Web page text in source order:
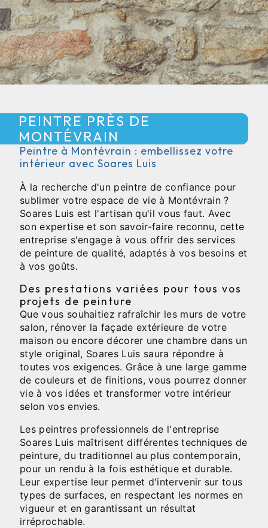
PEINTRE PRÈS DE
MONTÉVRAIN
Peintre à Montévrain : embellissez votre
intérieur avec Soares Luis
À la recherche d'un peintre de confiance pour
sublimer votre espace de vie à Montévrain ?
Soares Luis est l'artisan qu'il vous faut. Avec
son expertise et son savoir-faire reconnu, cette
entreprise s'engage à vous offrir des services
de peinture de qualité, adaptés à vos besoins et
à vos goûts.
Des prestations variées pour tous vos
projets de peinture
Que vous souhaitiez rafraîchir les murs de votre
salon, rénover la façade extérieure de votre
maison ou encore décorer une chambre dans un
style original, Soares Luis saura répondre à
toutes vos exigences. Grâce à une large gamme
de couleurs et de finitions, vous pourrez donner
vie à vos idées et transformer votre intérieur
selon vos envies.
Les peintres professionnels de l'entreprise
Soares Luis maîtrisent différentes techniques de
peinture, du traditionnel au plus contemporain,
pour un rendu à la fois esthétique et durable.
Leur expertise leur permet d'intervenir sur tous
types de surfaces, en respectant les normes en
vigueur et en garantissant un résultat
irréprochable.